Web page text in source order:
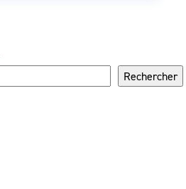
Rechercher